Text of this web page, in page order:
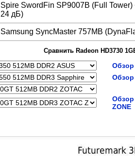
Spire SwordFin SP9007B (Full
24 дБ)
Samsung SyncMaster 757MB
Сравнить Radeon HD3730
Обзор
Обзор
Обзор
ZONE